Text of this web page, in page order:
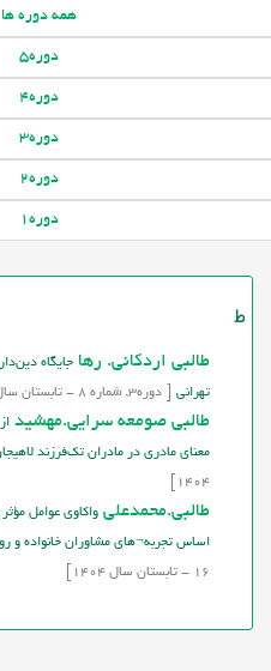
همه دوره ها
دوره5
دوره4
دوره3
دوره2
دوره1
ط
طالبی اردکانی. رها جایگاه
تهرانی [ دوره 3, شماره 8
-تابستان سال
طالبی صومعه سرایی.مهشیداز
معنای مادری در مادران تک‌فرزند لاهیجان
1404]
طالبی.محمدعلیواکاوی عوامل مؤثر
اساس تجربه¬های مشاوران خانواده و
16
-تابستان سال